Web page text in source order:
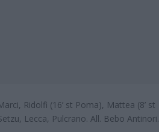
Ridolfi (16’ st Poma), Mattea (8’ st
Lecca, Pulcrano. All. Bebo Antinori.